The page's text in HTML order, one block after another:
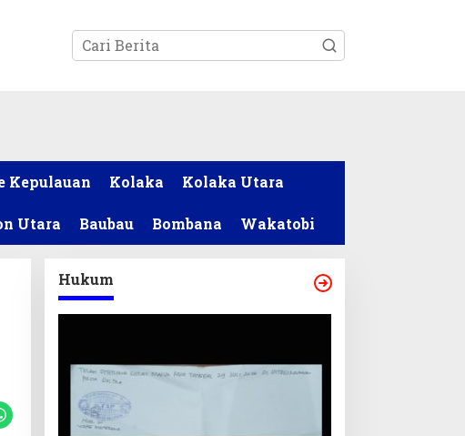
Kepulauan Kolaka Kolaka Utara
Utara Baubau Bombana Wakatobi
Hukum